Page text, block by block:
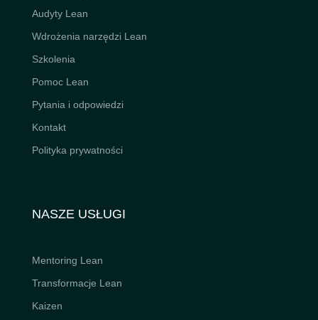
Audyty Lean
Wdrożenia narzędzi Lean
Szkolenia
Pomoc Lean
Pytania i odpowiedzi
Kontakt
Polityka prywatności
NASZE USŁUGI
Mentoring Lean
Transformacje Lean
Kaizen